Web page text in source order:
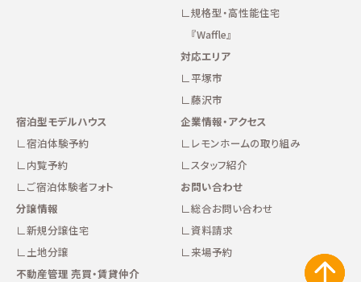
規格型・高性能住宅
『Waffle』
対応エリア
平塚市
藤沢市
宿泊型モデルハウス
宿泊体験予約
内覧予約
ご宿泊体験者フォト
分譲情報
新規分譲住宅
土地分譲
不動産管理 売買・賃貸仲介
企業情報・アクセス
レモンホームの取り組み
スタッフ紹介
お問い合わせ
総合お問い合わせ
資料請求
来場予約